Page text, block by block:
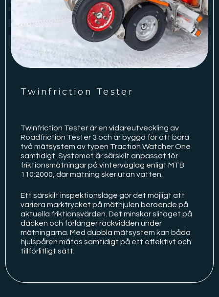
Twinfriction Tester
Twinfriction Tester är en vidareutveckling av
Roadfriction Tester 3 och är byggd för att bära
två mätsystem av typen Traction Watcher One
samtidigt. Systemet är särskilt anpassat för
friktionsmätningar på vinterväglag enligt MTB
110:2000, där mätning sker utan vatten.
Ett särskilt inspektionsläge gör det möjligt att
variera marktrycket på mäthjulen beroende på
aktuella friktionsvärden. Det minskar slitaget på
däcken och förlänger räckvidden under
mätningarna. Med dubbla mätsystem kan båda
hjulspåren mätas samtidigt på ett effektivt och
tillförlitligt sätt.